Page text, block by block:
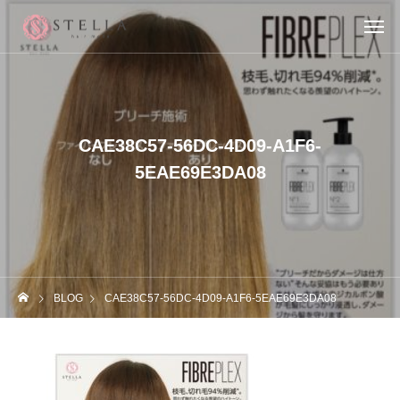
CAE38C57-56DC-4D09-A1F6-
5EAE69E3DA08
BLOG CAE38C57-56DC-4D09-A1F6-5EAE69E3DA08